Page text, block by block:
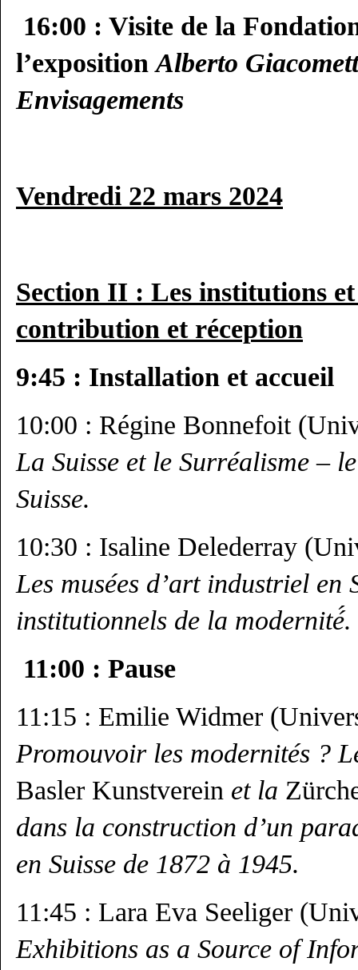
16:00 : Visite de la
l’expositionAlberto
Envisagements
Vendredi 22 mars 2024
Section II : Les institutions
contribution et réception
9:45 : Installation et accueil
10:00 : Régine Bonnefoit
La Suisse et le Surréalisme –
Suisse.
10:30 : Isaline Delederray
Les musées d’art industriel en
institutionnels de la modernité́.
11:00 : Pause
11:15 : Emilie Widmer
Promouvoir les modernités ?
Basler Kunstverein et la
dans la construction d’un
en Suisse de 1872 à 1945.
11:45 : Lara Eva Seeliger
Exhibitions as a Source of